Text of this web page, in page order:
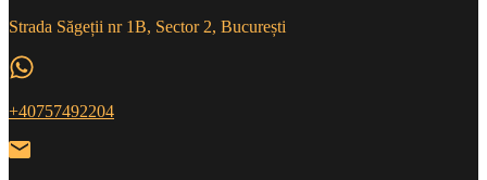
Strada Săgeții nr 1B, Sector 2, București
+40757492204